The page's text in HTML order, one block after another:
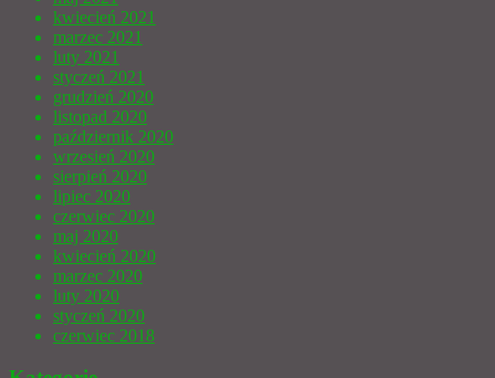
kwiecień 2021
marzec 2021
luty 2021
styczeń 2021
grudzień 2020
listopad 2020
październik 2020
wrzesień 2020
sierpień 2020
lipiec 2020
czerwiec 2020
maj 2020
kwiecień 2020
marzec 2020
luty 2020
styczeń 2020
czerwiec 2018